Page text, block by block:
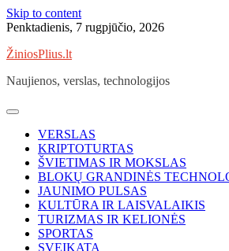
Skip to content
Penktadienis, 7 rugpjūčio, 2026
ŽiniosPlius.lt
Naujienos, verslas, technologijos
VERSLAS
KRIPTOTURTAS
ŠVIETIMAS IR MOKSLAS
BLOKŲ GRANDINĖS
JAUNIMO PULSAS
KULTŪRA IR LAISVALAIKIS
TURIZMAS IR KELIONĖS
SPORTAS
SVEIKATA